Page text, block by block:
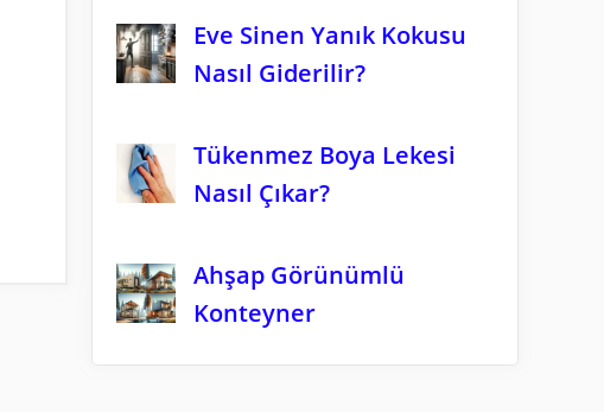
Eve Sinen Yanık Kokusu
Nasıl Giderilir?
Tükenmez Boya Lekesi
Nasıl Çıkar?
Ahşap Görünümlü
Konteyner